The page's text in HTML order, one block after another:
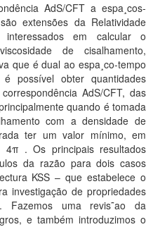
Humanos
AdS/CFT a espa¸cos-
extensões da Relatividade
em calcular o
de cisalhamento,
que é dual ao espa¸co-tempo
possível obter quantidades
AdS/CFT, das
quando é tomada
com a densidade de
ter um valor mínimo, em
. Os principais resultados
da razão para dois casos
KSS – que estabelece o
investigação de propriedades
Fazemos uma revis˜ao da
e também introduzimos o